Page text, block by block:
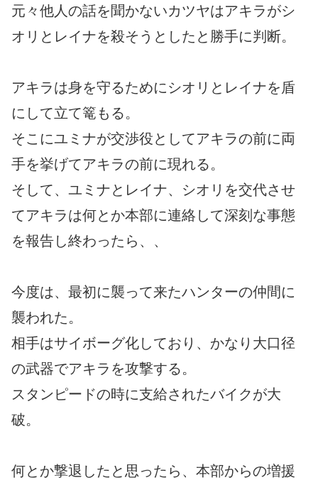
元々他人の話を聞かないカツヤはアキラがシ
オリとレイナを殺そうとしたと勝手に判断。
アキラは身を守るためにシオリとレイナを盾
にして立て篭もる。
そこにユミナが交渉役としてアキラの前に両
手を挙げてアキラの前に現れる。
そして、ユミナとレイナ、シオリを交代させ
てアキラは何とか本部に連絡して深刻な事態
を報告し終わったら、、
今度は、最初に襲って来たハンターの仲間に
襲われた。
相手はサイボーグ化しており、かなり大口径
の武器でアキラを攻撃する。
スタンピードの時に支給されたバイクが大
破。
何とか撃退したと思ったら、本部からの増援